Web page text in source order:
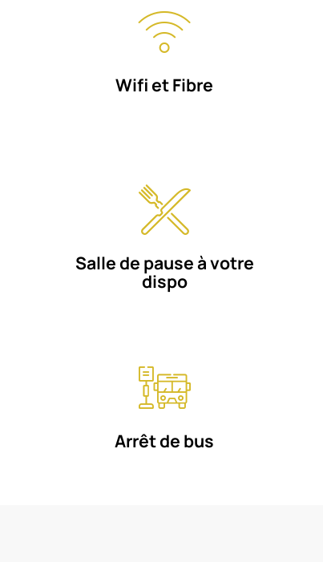
Wifi et Fibre
Salle de pause à votre
dispo
Arrêt de bus